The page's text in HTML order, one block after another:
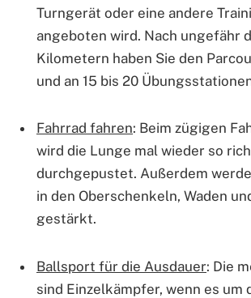
Turngerät oder eine andere
angeboten wird. Nach ungefähr
Kilometern haben Sie den
und an 15 bis 20
Fahrrad fahren: Beim zügigen
wird die Lunge mal wieder so
durchgepustet. Außerdem
in den Oberschenkeln, Waden
gestärkt.
Ballsport für die Ausdauer: Die
sind Einzelkämpfer, wenn es um